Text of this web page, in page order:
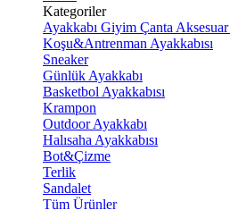
Kategoriler
Ayakkabı Giyim Çanta Aksesuar
Koşu&Antrenman Ayakkabısı
Sneaker
Günlük Ayakkabı
Basketbol Ayakkabısı
Krampon
Outdoor Ayakkabı
Halısaha Ayakkabısı
Bot&Çizme
Terlik
Sandalet
Tüm Ürünler